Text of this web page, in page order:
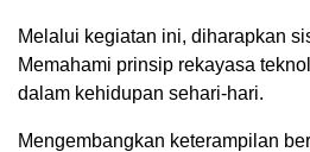
Melalui kegiatan ini, diharapkan
Memahami prinsip rekayasa
dalam kehidupan sehari-hari.
Mengembangkan keterampilan